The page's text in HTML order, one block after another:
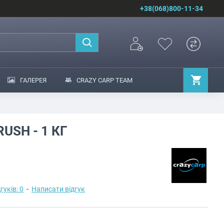
+38(068)800-11-34
ГАЛЕРЕЯ CRAZY CARP TEAM
- 1 КГ
0 - Написати відгук